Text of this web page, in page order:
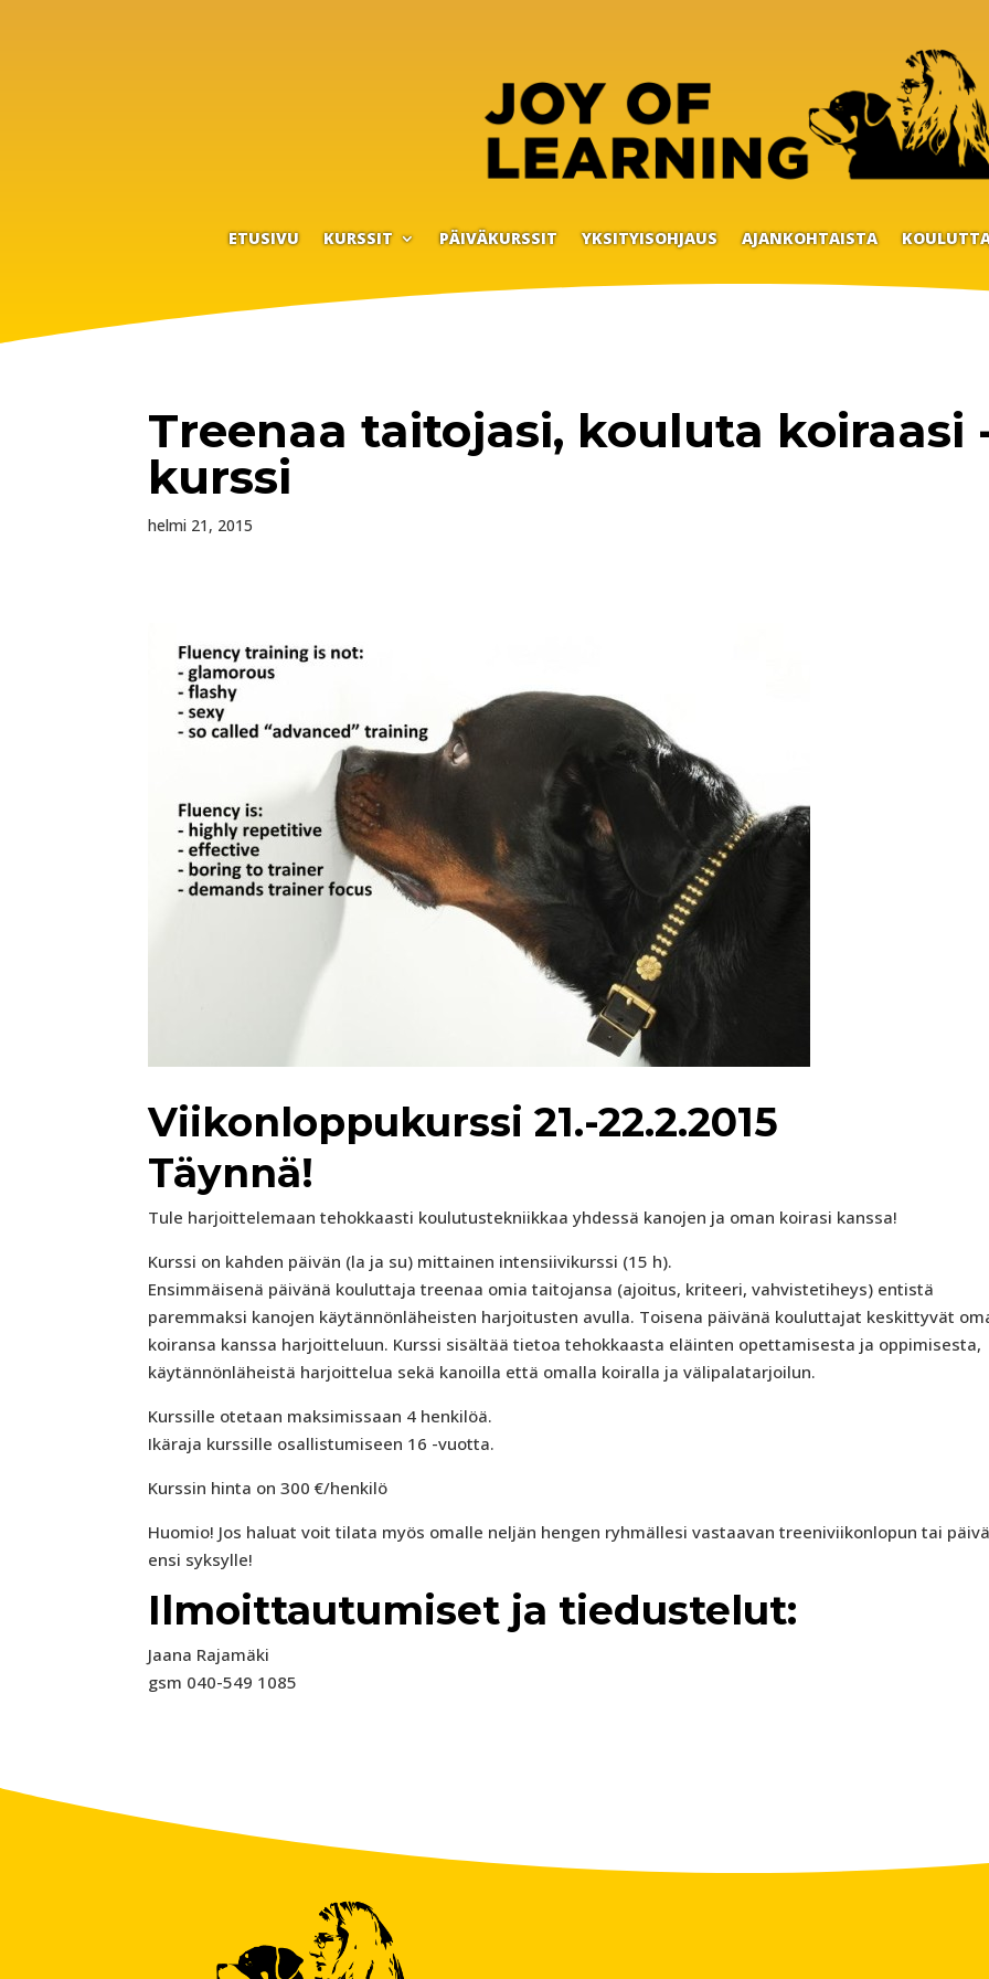
ETUSIVU KURSSIT PÄIVÄKURSSIT YKSITYISOHJAUS AJANKOHTAISTA
Treenaa taitojasi, kouluta koiraasi
kurssi
helmi 21, 2015
Viikonloppukurssi 21.-22.2.2015
Täynnä!
Tule harjoittelemaan tehokkaasti koulutustekniikkaa yhdessä kanojen ja oman koirasi kanssa!
Kurssi on kahden päivän (la ja su) mittainen intensiivikurssi (15 h).
Ensimmäisenä päivänä kouluttaja treenaa omia taitojansa (ajoitus, kriteeri, vahvistetiheys) entistä
paremmaksi kanojen käytännönläheisten harjoitusten avulla. Toisena päivänä kouluttajat keskittyvät
koiransa kanssa harjoitteluun. Kurssi sisältää tietoa tehokkaasta eläinten opettamisesta ja oppimisesta,
käytännönläheistä harjoittelua sekä kanoilla että omalla koiralla ja välipalatarjoilun.
Kurssille otetaan maksimissaan 4 henkilöä.
Ikäraja kurssille osallistumiseen 16 -vuotta.
Kurssin hinta on 300 €/henkilö
Huomio! Jos haluat voit tilata myös omalle neljän hengen ryhmällesi vastaavan treeniviikonlopun tai
ensi syksylle!
Ilmoittautumiset ja tiedustelut:
Jaana Rajamäki
gsm 040-549 1085